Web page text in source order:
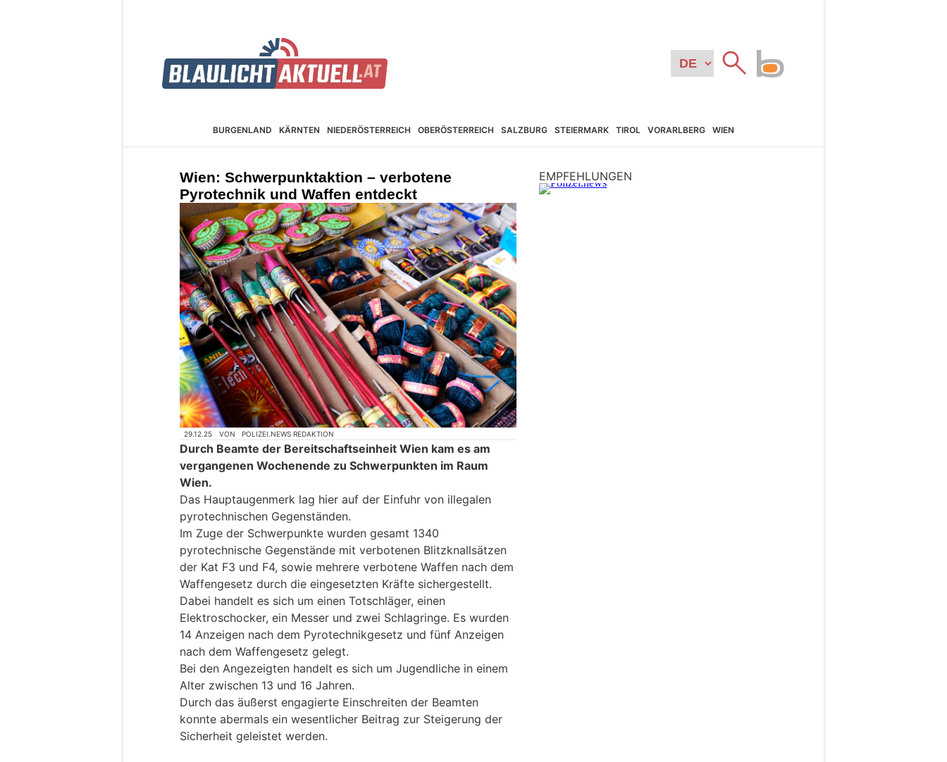
BURGEN­LAND KÄRNTEN NIEDER­ÖSTERREICH OBER­ÖSTERREICH SALZBURG STEIER­MARK TIROL VORARL­BERG WIEN
Wien: Schwerpunktaktion – verbotene
Pyrotechnik und Waffen entdeckt
29.12.25 VON POLIZEI.NEWS REDAKTION
Durch Beamte der Bereitschaftseinheit Wien kam es am
vergangenen Wochenende zu Schwerpunkten im Raum
Wien.
Das Hauptaugenmerk lag hier auf der Einfuhr von illegalen
pyrotechnischen Gegenständen.
Im Zuge der Schwerpunkte wurden gesamt 1340
pyrotechnische Gegenstände mit verbotenen Blitzknallsätzen
der Kat F3 und F4, sowie mehrere verbotene Waffen nach dem
Waffengesetz durch die eingesetzten Kräfte sichergestellt.
Dabei handelt es sich um einen Totschläger, einen
Elektroschocker, ein Messer und zwei Schlagringe. Es wurden
14 Anzeigen nach dem Pyrotechnikgesetz und fünf Anzeigen
nach dem Waffengesetz gelegt.
Bei den Angezeigten handelt es sich um Jugendliche in einem
Alter zwischen 13 und 16 Jahren.
Durch das äußerst engagierte Einschreiten der Beamten
konnte abermals ein wesentlicher Beitrag zur Steigerung der
Sicherheit geleistet werden.
EMPFEHLUNGEN